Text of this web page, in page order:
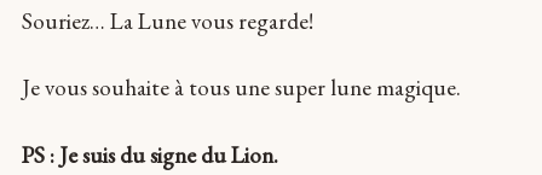
Souriez… La Lune vous regarde!
Je vous souhaite à tous une super lune magique.
PS : Je suis du signe du Lion.